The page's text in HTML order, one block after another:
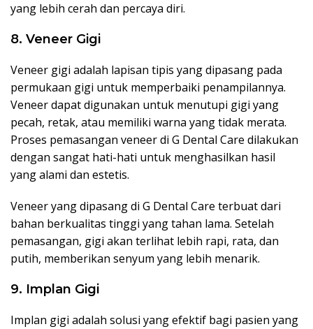
yang lebih cerah dan percaya diri.
8. Veneer Gigi
Veneer gigi adalah lapisan tipis yang dipasang pada
permukaan gigi untuk memperbaiki penampilannya.
Veneer dapat digunakan untuk menutupi gigi yang
pecah, retak, atau memiliki warna yang tidak merata.
Proses pemasangan veneer di G Dental Care dilakukan
dengan sangat hati-hati untuk menghasilkan hasil
yang alami dan estetis.
Veneer yang dipasang di G Dental Care terbuat dari
bahan berkualitas tinggi yang tahan lama. Setelah
pemasangan, gigi akan terlihat lebih rapi, rata, dan
putih, memberikan senyum yang lebih menarik.
9. Implan Gigi
Implan gigi adalah solusi yang efektif bagi pasien yang